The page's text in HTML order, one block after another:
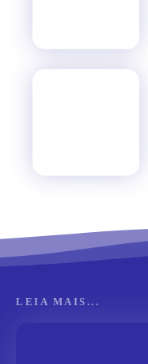
LEIA MAIS...